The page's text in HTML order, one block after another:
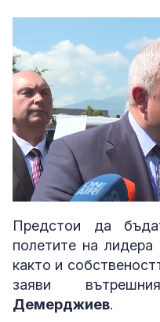
Unmute
Предстои да
полетите на
както и
заяви
Демерджиев.